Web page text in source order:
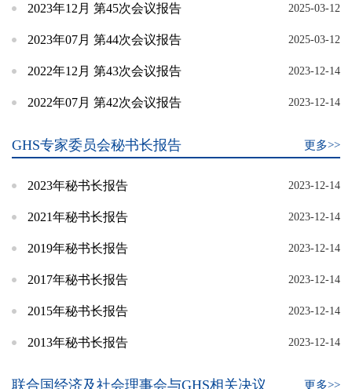
2023年12月 第45次会议报告 2025-03-12
2023年07月 第44次会议报告 2025-03-12
2022年12月 第43次会议报告 2023-12-14
2022年07月 第42次会议报告 2023-12-14
GHS专家委员会秘书长报告 更多>>
2023年秘书长报告 2023-12-14
2021年秘书长报告 2023-12-14
2019年秘书长报告 2023-12-14
2017年秘书长报告 2023-12-14
2015年秘书长报告 2023-12-14
2013年秘书长报告 2023-12-14
联合国经济及社会理事会与GHS相关决议 更多>>